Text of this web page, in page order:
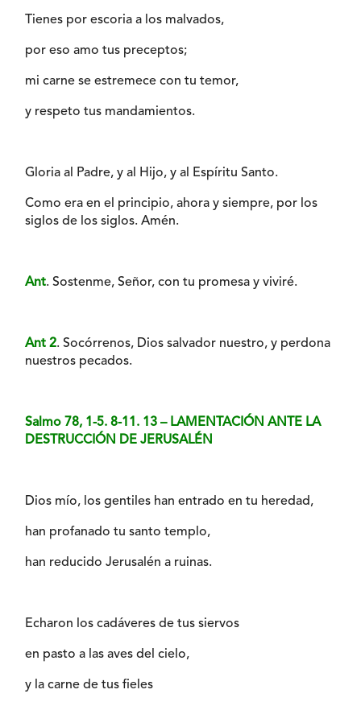
Tienes por escoria a los malvados,
por eso amo tus preceptos;
mi carne se estremece con tu temor,
y respeto tus mandamientos.
Gloria al Padre, y al Hijo, y al Espíritu Santo.
Como era en el principio, ahora y siempre, por los
siglos de los siglos. Amén.
Ant. Sostenme, Señor, con tu promesa y viviré.
Ant 2. Socórrenos, Dios salvador nuestro, y perdona
nuestros pecados.
Salmo 78, 1-5. 8-11. 13 – LAMENTACIÓN ANTE LA
DESTRUCCIÓN DE JERUSALÉN
Dios mío, los gentiles han entrado en tu heredad,
han profanado tu santo templo,
han reducido Jerusalén a ruinas.
Echaron los cadáveres de tus siervos
en pasto a las aves del cielo,
y la carne de tus fieles